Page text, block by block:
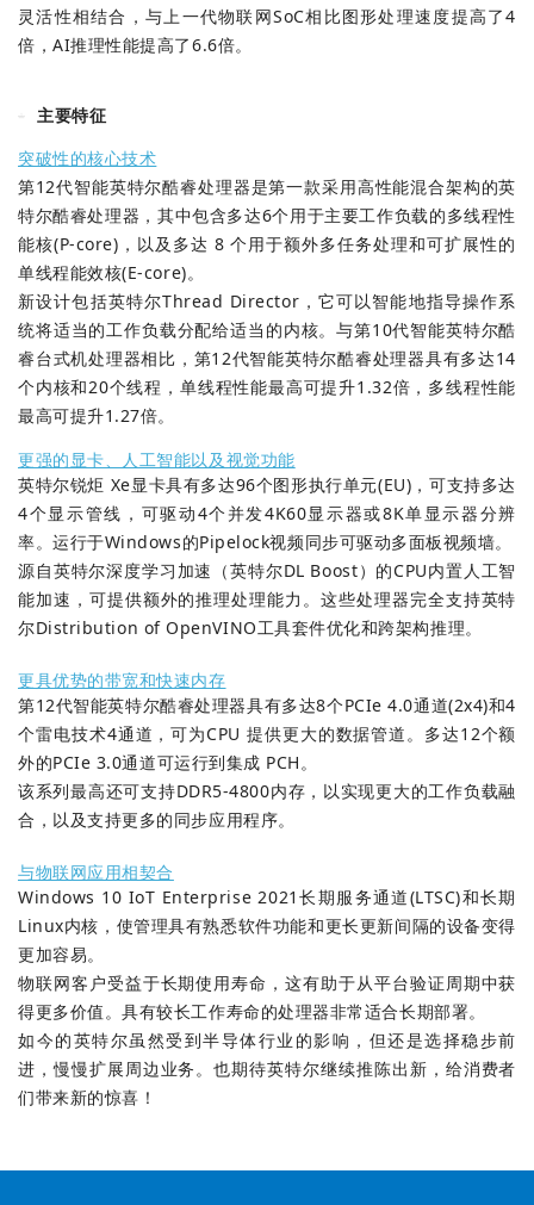
灵活性相结合，与上一代物联网SoC相比图形处理速度提高了4
倍，AI推理性能提高了6.6倍。
主要特征
突破性的核心技术
第12代智能英特尔酷睿处理器是第一款采用高性能混合架构的英
特尔酷睿处理器，其中包含多达6个用于主要工作负载的多线程性
能核(P-core)，以及多达 8 个用于额外多任务处理和可扩展性的
单线程能效核(E-core)。
新设计包括英特尔Thread Director，它可以智能地指导操作系
统将适当的工作负载分配给适当的内核。与第10代智能英特尔酷
睿台式机处理器相比，第12代智能英特尔酷睿处理器具有多达14
个内核和20个线程，单线程性能最高可提升1.32倍，多线程性能
最高可提升1.27倍。
更强的显卡、人工智能以及视觉功能
英特尔锐炬 Xe显卡具有多达96个图形执行单元(EU)，可支持多达
4个显示管线，可驱动4个并发4K60显示器或8K单显示器分辨
率。运行于Windows的Pipelock视频同步可驱动多面板视频墙。
源自英特尔深度学习加速（英特尔DL Boost）的CPU内置人工智
能加速，可提供额外的推理处理能力。这些处理器完全支持英特
尔Distribution of OpenVINO工具套件优化和跨架构推理。
更具优势的带宽和快速内存
第12代智能英特尔酷睿处理器具有多达8个PCIe 4.0通道(2x4)和4
个雷电技术4通道，可为CPU 提供更大的数据管道。多达12个额
外的PCIe 3.0通道可运行到集成 PCH。
该系列最高还可支持DDR5-4800内存，以实现更大的工作负载融
合，以及支持更多的同步应用程序。
与物联网应用相契合
Windows 10 IoT Enterprise 2021长期服务通道(LTSC)和长期
Linux内核，使管理具有熟悉软件功能和更长更新间隔的设备变得
更加容易。
物联网客户受益于长期使用寿命，这有助于从平台验证周期中获
得更多价值。具有较长工作寿命的处理器非常适合长期部署。
如今的英特尔虽然受到半导体行业的影响，但还是选择稳步前
进，慢慢扩展周边业务。也期待英特尔继续推陈出新，给消费者
们带来新的惊喜！